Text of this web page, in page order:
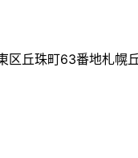
丘珠町63番地札幌